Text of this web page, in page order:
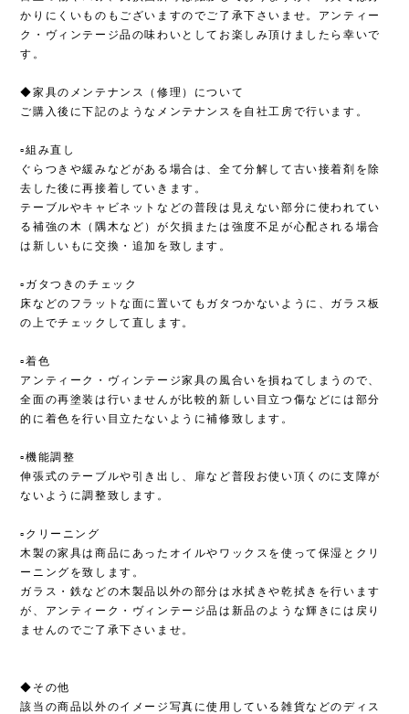
かりにくいものもございますのでご了承下さいませ。アンティー
ク・ヴィンテージ品の味わいとしてお楽しみ頂けましたら幸いで
す。
◆家具のメンテナンス（修理）について
ご購入後に下記のようなメンテナンスを自社工房で行います。
▫︎組み直し
ぐらつきや緩みなどがある場合は、全て分解して古い接着剤を除
去した後に再接着していきます。
テーブルやキャビネットなどの普段は見えない部分に使われてい
る補強の木（隅木など）が欠損または強度不足が心配される場合
は新しいもに交換・追加を致します。
▫︎ガタつきのチェック
床などのフラットな面に置いてもガタつかないように、ガラス板
の上でチェックして直します。
▫︎着色
アンティーク・ヴィンテージ家具の風合いを損ねてしまうので、
全面の再塗装は行いませんが比較的新しい目立つ傷などには部分
的に着色を行い目立たないように補修致します。
▫︎機能調整
伸張式のテーブルや引き出し、扉など普段お使い頂くのに支障が
ないように調整致します。
▫︎クリーニング
木製の家具は商品にあったオイルやワックスを使って保湿とクリ
ーニングを致します。
ガラス・鉄などの木製品以外の部分は水拭きや乾拭きを行います
が、アンティーク・ヴィンテージ品は新品のような輝きには戻り
ませんのでご了承下さいませ。
◆その他
該当の商品以外のイメージ写真に使用している雑貨などのディス